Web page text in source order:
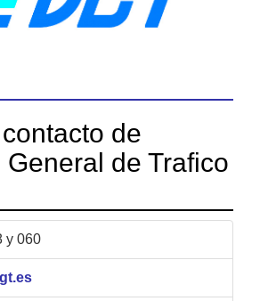
de
de Trafico
y 060